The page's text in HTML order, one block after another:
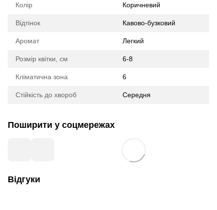
Колір Коричневий
Відтінок Кавово-бузковий
Аромат Легкий
Розмір квітки, см 6-8
Кліматична зона 6
Стійкість до хвороб Середня
Поширити у соцмережах
Відгуки